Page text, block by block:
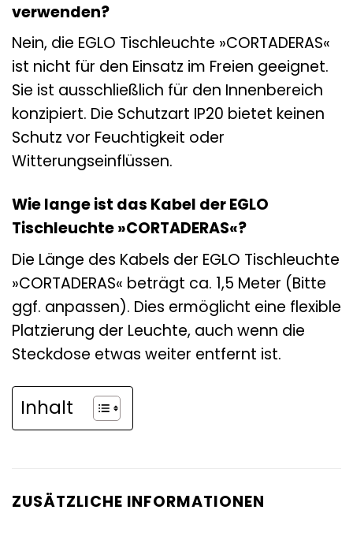
verwenden?
Nein, die EGLO Tischleuchte »CORTADERAS«
ist nicht für den Einsatz im Freien geeignet.
Sie ist ausschließlich für den Innenbereich
konzipiert. Die Schutzart IP20 bietet keinen
Schutz vor Feuchtigkeit oder
Witterungseinflüssen.
Wie lange ist das Kabel der EGLO
Tischleuchte »CORTADERAS«?
Die Länge des Kabels der EGLO Tischleuchte
»CORTADERAS« beträgt ca. 1,5 Meter (Bitte
ggf. anpassen). Dies ermöglicht eine flexible
Platzierung der Leuchte, auch wenn die
Steckdose etwas weiter entfernt ist.
Inhalt
ZUSÄTZLICHE INFORMATIONEN